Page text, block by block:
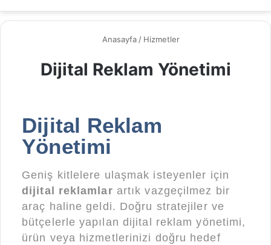
Anasayfa / Hizmetler
Dijital Reklam Yönetimi
Dijital Reklam
Yönetimi
Geniş kitlelere ulaşmak isteyenler için
dijital reklamlar artık vazgeçilmez bir
araç haline geldi. Doğru stratejiler ve
bütçelerle yapılan dijital reklam yönetimi,
ürün veya hizmetlerinizi doğru hedef